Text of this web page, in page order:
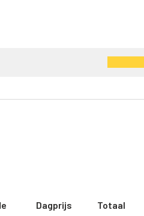
Dagprijs Totaal